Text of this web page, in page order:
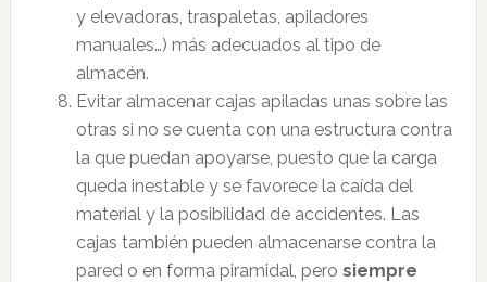
y elevadoras, traspaletas, apiladores
manuales…) más adecuados al tipo de
almacén.
Evitar almacenar cajas apiladas unas sobre las
otras si no se cuenta con una estructura contra
la que puedan apoyarse, puesto que la carga
queda inestable y se favorece la caída del
material y la posibilidad de accidentes. Las
cajas también pueden almacenarse contra la
pared o en forma piramidal, pero siempre